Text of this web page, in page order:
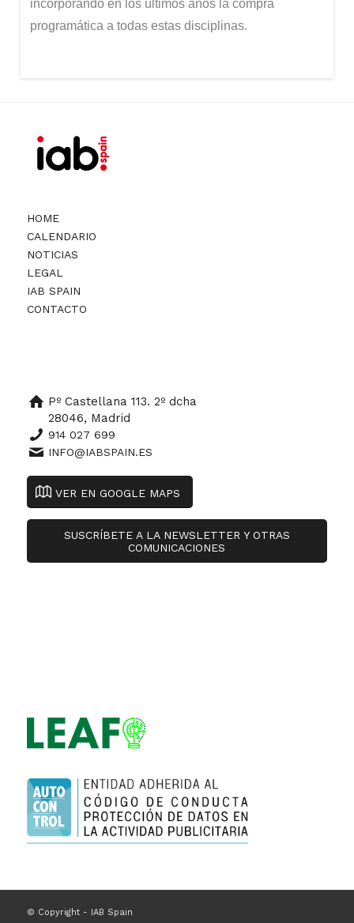
incorporando en los últimos años la compra
programática a todas estas disciplinas.
HOME
CALENDARIO
NOTICIAS
LEGAL
IAB SPAIN
CONTACTO
Pº Castellana 113. 2º dcha
28046, Madrid
914 027 699
INFO@IABSPAIN.ES
VER EN GOOGLE MAPS
SUSCRÍBETE A LA NEWSLETTER Y OTRAS
COMUNICACIONES
© Copyright - IAB Spain